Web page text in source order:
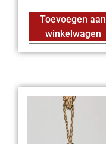
Toevoegen aan
winkelwagen